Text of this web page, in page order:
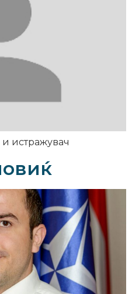
истражувач